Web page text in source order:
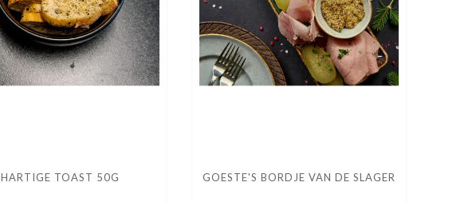
HARTIGE TOAST 50G GOESTE'S BORDJE VAN DE SLAGER